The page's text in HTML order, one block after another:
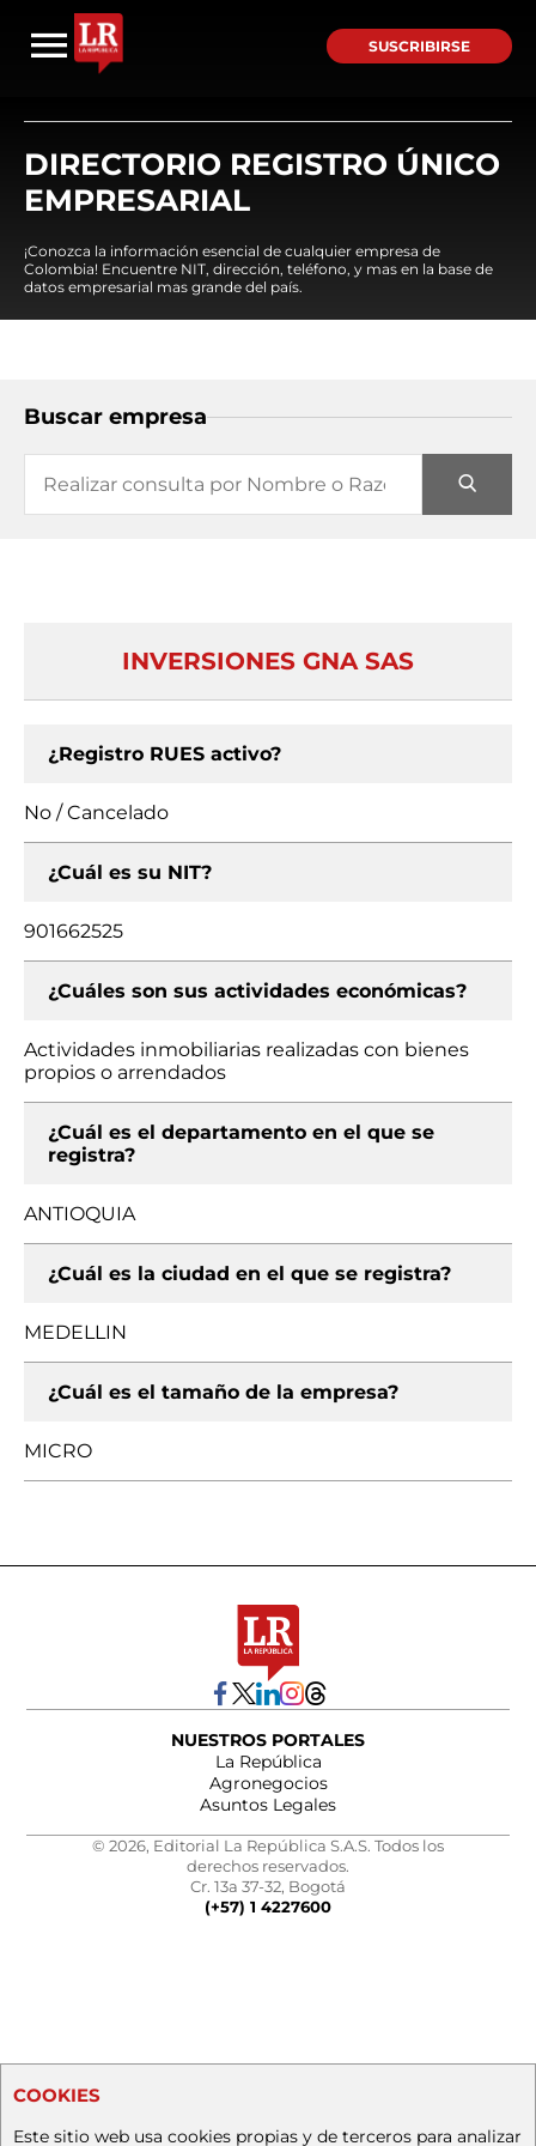
SUSCRIBIRSE
DIRECTORIO REGISTRO ÚNICO
EMPRESARIAL
¡Conozca la información esencial de cualquier empresa de
Colombia! Encuentre NIT, dirección, teléfono, y mas en la base de
datos empresarial mas grande del país.
Buscar empresa
INVERSIONES GNA SAS
¿Registro RUES activo?
No / Cancelado
¿Cuál es su NIT?
901662525
¿Cuáles son sus actividades económicas?
Actividades inmobiliarias realizadas con bienes
propios o arrendados
¿Cuál es el departamento en el que se
registra?
ANTIOQUIA
¿Cuál es la ciudad en el que se registra?
MEDELLIN
¿Cuál es el tamaño de la empresa?
MICRO
NUESTROS PORTALES
La República
Agronegocios
Asuntos Legales
© 2026, Editorial La República S.A.S. Todos los
derechos reservados.
Cr. 13a 37-32, Bogotá
(+57) 1 4227600
COOKIES
Este sitio web usa cookies propias y de terceros para analizar